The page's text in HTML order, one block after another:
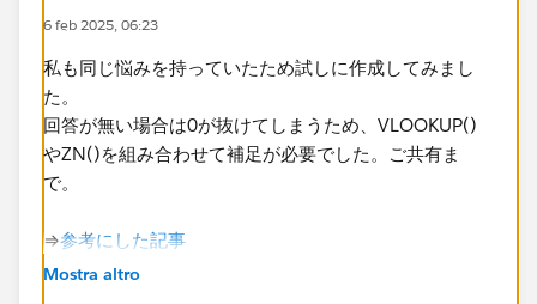
6 feb 2025, 06:23
​私も同じ悩みを持っていたため試しに作成してみまし
た。
回答が無い場合は0が抜けてしまうため、VLOOKUP()
やZN()を組み合わせて補足が必要でした。ご共有ま
で。
​⇒参考にした記事​
Mostra altro